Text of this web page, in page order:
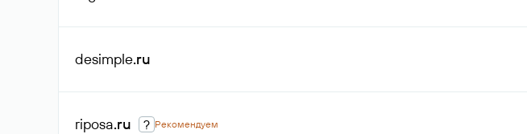
desimple.ru
riposa.ru ? Рекомендуем